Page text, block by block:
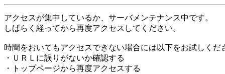
アクセスが集中しているか、サーバメンテナンス中です。
しばらく経ってから再度アクセスしてください。
時間をおいてもアクセスできない場合には以下をお試しくだ
・ＵＲＬに誤りがないか確認する
・トップページから再度アクセスする